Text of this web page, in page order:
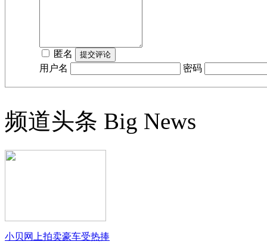
匿名
用户名
密码
频道头条 Big News
小贝网上拍卖豪车受热捧